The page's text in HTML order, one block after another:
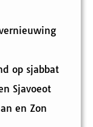
op sjabbat
Sjavoeot
en Zon